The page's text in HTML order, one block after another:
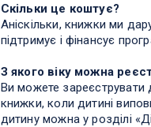
Скільки це коштує?
Аніскільки, книжки ми
підтримує і фінансує
З якого віку можна
Ви можете зареєструвати
книжки, коли дитині
дитину можна у розділі